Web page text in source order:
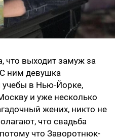
что выходит замуж за
ним девушка
в Нью-Йорке,
и уже несколько
жених, никто не
что свадьба
что Заворотнюк-